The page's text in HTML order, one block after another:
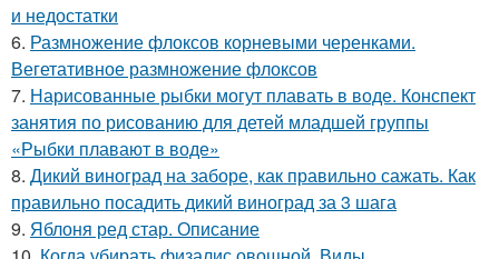
и недостатки
6. Размножение флоксов корневыми черенками.
Вегетативное размножение флоксов
7. Нарисованные рыбки могут плавать в воде. Конспект
занятия по рисованию для детей младшей группы
«Рыбки плавают в воде»
8. Дикий виноград на заборе, как правильно сажать. Как
правильно посадить дикий виноград за 3 шага
9. Яблоня ред стар. Описание